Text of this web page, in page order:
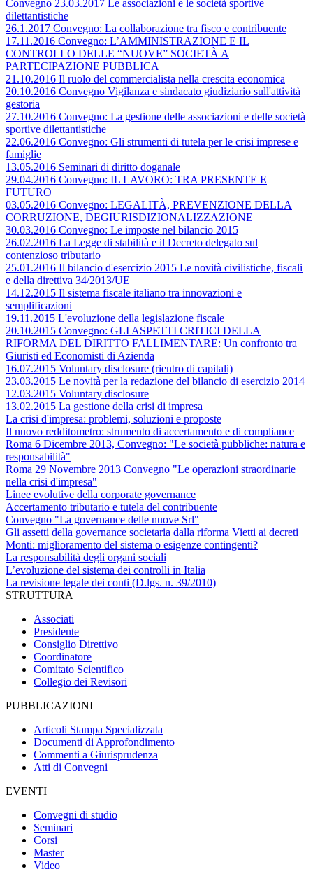
Convegno 23.03.2017 Le associazioni e le società sportive
dilettantistiche
26.1.2017 Convegno: La collaborazione tra fisco e contribuente
17.11.2016 Convegno: L’AMMINISTRAZIONE E IL
CONTROLLO DELLE “NUOVE” SOCIETÀ A
PARTECIPAZIONE PUBBLICA
21.10.2016 Il ruolo del commercialista nella crescita economica
20.10.2016 Convegno Vigilanza e sindacato giudiziario sull'attività
gestoria
27.10.2016 Convegno: La gestione delle associazioni e delle società
sportive dilettantistiche
22.06.2016 Convegno: Gli strumenti di tutela per le crisi imprese e
famiglie
13.05.2016 Seminari di diritto doganale
29.04.2016 Convegno: IL LAVORO: TRA PRESENTE E
FUTURO
03.05.2016 Convegno: LEGALITÀ, PREVENZIONE DELLA
CORRUZIONE, DEGIURISDIZIONALIZZAZIONE
30.03.2016 Convegno: Le imposte nel bilancio 2015
26.02.2016 La Legge di stabilità e il Decreto delegato sul
contenzioso tributario
25.01.2016 Il bilancio d'esercizio 2015 Le novità civilistiche, fiscali
e della direttiva 34/2013/UE
14.12.2015 Il sistema fiscale italiano tra innovazioni e
semplificazioni
19.11.2015 L'evoluzione della legislazione fiscale
20.10.2015 Convegno: GLI ASPETTI CRITICI DELLA
RIFORMA DEL DIRITTO FALLIMENTARE: Un confronto tra
Giuristi ed Economisti di Azienda
16.07.2015 Voluntary disclosure (rientro di capitali)
23.03.2015 Le novità per la redazione del bilancio di esercizio 2014
12.03.2015 Voluntary disclosure
13.02.2015 La gestione della crisi di impresa
La crisi d'impresa: problemi, soluzioni e proposte
Il nuovo redditometro: strumento di accertamento e di compliance
Roma 6 Dicembre 2013, Convegno: "Le società pubbliche: natura e
responsabilità"
Roma 29 Novembre 2013 Convegno "Le operazioni straordinarie
nella crisi d'impresa"
Linee evolutive della corporate governance
Accertamento tributario e tutela del contribuente
Convegno "La governance delle nuove Srl"
Gli assetti della governance societaria dalla riforma Vietti ai decreti
Monti: miglioramento del sistema o esigenze contingenti?
La responsabilità degli organi sociali
L’evoluzione del sistema dei controlli in Italia
La revisione legale dei conti (D.lgs. n. 39/2010)
STRUTTURA
Associati
Presidente
Consiglio Direttivo
Coordinatore
Comitato Scientifico
Collegio dei Revisori
PUBBLICAZIONI
Articoli Stampa Specializzata
Documenti di Approfondimento
Commenti a Giurisprudenza
Atti di Convegni
EVENTI
Convegni di studio
Seminari
Corsi
Master
Video